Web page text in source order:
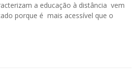
a educação à distância vem
porque é mais acessível que o